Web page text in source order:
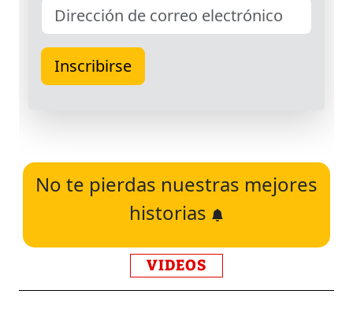
No te pierdas nuestras mejores
historias
VIDEOS